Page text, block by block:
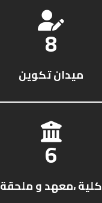
13
ميدان تكوين
10
كلية ،معهد و ملحقة